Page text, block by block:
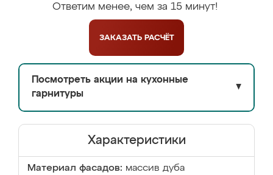
Ответим менее, чем за 15 минут!
ЗАКАЗАТЬ РАСЧЁТ
Посмотреть акции на кухонные
гарнитуры
▼
Характеристики
Материал фасадов: массив дуба